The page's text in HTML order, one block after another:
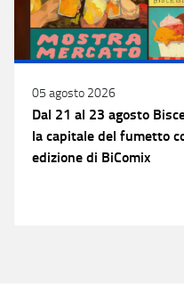
05 agosto 2026
Dal 21 al 23 agosto
la capitale del fumetto
edizione di BiComix